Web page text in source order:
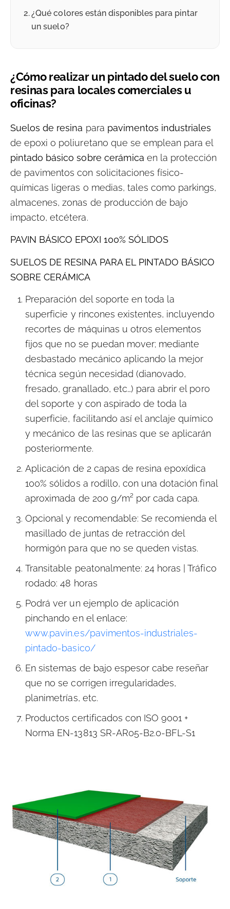
¿Qué colores están disponibles para pintar
un suelo?
¿Cómo realizar un pintado del suelo con
resinas para locales comerciales u
oficinas?
Suelos de resina para pavimentos industriales
de epoxi o poliuretano que se emplean para el
pintado básico sobre cerámica en la protección
de pavimentos con solicitaciones físico-
químicas ligeras o medias, tales como parkings,
almacenes, zonas de producción de bajo
impacto, etcétera.
PAVIN BÁSICO EPOXI 100% SÓLIDOS
SUELOS DE RESINA PARA EL PINTADO BÁSICO
SOBRE CERÁMICA
Preparación del soporte en toda la
superficie y rincones existentes, incluyendo
recortes de máquinas u otros elementos
fijos que no se puedan mover; mediante
desbastado mecánico aplicando la mejor
técnica según necesidad (dianovado,
fresado, granallado, etc…) para abrir el poro
del soporte y con aspirado de toda la
superficie, facilitando así el anclaje químico
y mecánico de las resinas que se aplicarán
posteriormente.
Aplicación de 2 capas de resina epoxídica
100% sólidos a rodillo, con una dotación final
aproximada de 200 g/m² por cada capa.
Opcional y recomendable: Se recomienda el
masillado de juntas de retracción del
hormigón para que no se queden vistas.
Transitable peatonalmente: 24 horas | Tráfico
rodado: 48 horas
Podrá ver un ejemplo de aplicación
pinchando en el enlace:
www.pavin.es/pavimentos-industriales-
pintado-basico/
En sistemas de bajo espesor cabe reseñar
que no se corrigen irregularidades,
planimetrías, etc.
Productos certificados con ISO 9001 +
Norma EN-13813 SR-AR05-B2.0-BFL-S1